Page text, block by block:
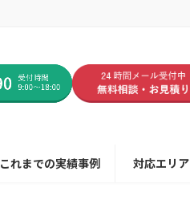
これまでの実績事例 対応エリア